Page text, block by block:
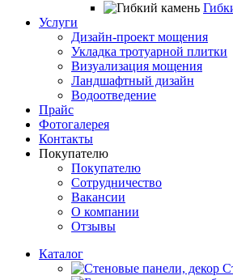
Услуги
Дизайн-проект мощения
Укладка тротуарной плитки
Визуализация мощения
Ландшафтный дизайн
Водоотведение
Прайс
Фотогалерея
Контакты
Покупателю
Покупателю
Сотрудничество
Вакансии
О компании
Отзывы
Каталог